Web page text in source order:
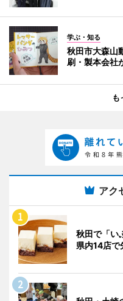
学ぶ・知る
秋田市大森山
刷・製本会社
も
アク
秋田で「い
県内14店で